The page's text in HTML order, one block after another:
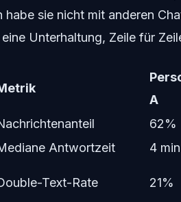
habe sie nicht mit anderen
Unterhaltung, Zeile für
A
62%
Antwortzeit 4 min
Text-Rate 21%